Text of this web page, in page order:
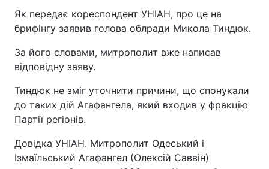
Як передає кореспондент УНІАН, про це на
брифінгу заявив голова облради Микола Тиндюк.
За його словами, митрополит вже написав
відповідну заяву.
Тиндюк не зміг уточнити причини, що спонукали
до таких дій Агафангела, який входив у фракцію
Партії регіонів.
Довідка УНІАН. Митрополит Одеський і
Ізмаїльський Агафангел (Олексій Саввін)